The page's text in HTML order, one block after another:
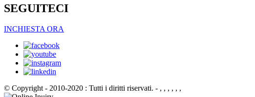
SEGUITECI
INCHIESTA ORA
© Copyright - 2010-2020 : Tutti i diritti riservati. - , , , , , ,